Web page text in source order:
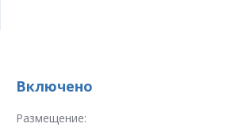
Включено
Размещение: